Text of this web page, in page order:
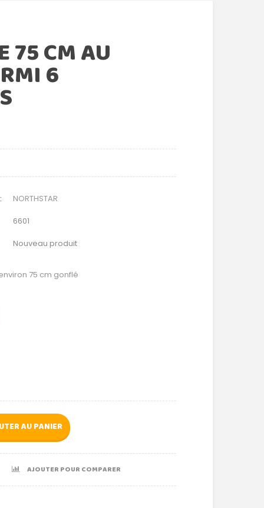
75 CM AU
6
NORTHSTAR
6601
Nouveau produit
75 cm gonflé
AU PANIER
AJOUTER POUR COMPARER